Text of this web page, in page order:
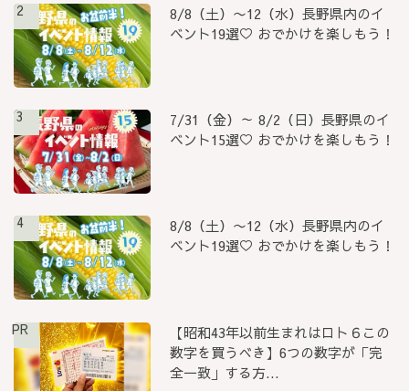
2
8/8（土）〜12（水）長野県内のイ
ベント19選♡ おでかけを楽しもう！
3
7/31（金）～ 8/2（日）長野県のイ
ベント15選♡ おでかけを楽しもう！
4
8/8（土）〜12（水）長野県内のイ
ベント19選♡ おでかけを楽しもう！
PR
【昭和43年以前生まれはロト６この
数字を買うべき】6つの数字が「完
全一致」する方...